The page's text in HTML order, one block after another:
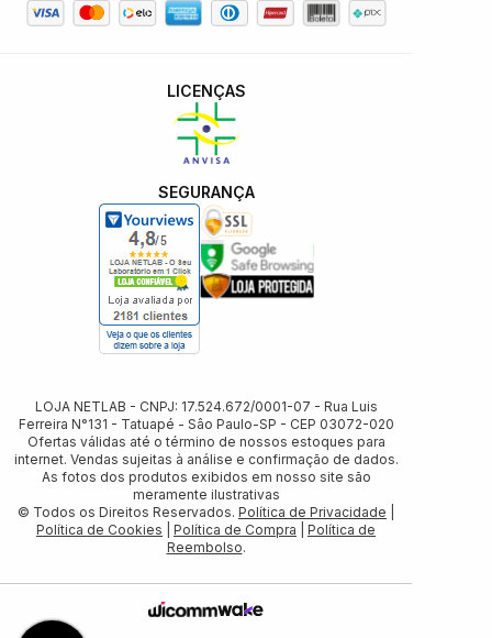
SEGURANÇA
LICENÇAS
LOJA NETLAB - CNPJ: 17.524.672/0001-07 - Rua Luis
Ferreira N°131 - Tatuapé - Sâo Paulo-SP - CEP 03072-020
Ofertas válidas até o término de nossos estoques para
internet. Vendas sujeitas à análise e confirmação de dados.
As fotos dos produtos exibidos em nosso site são
meramente ilustrativas
© Todos os Direitos Reservados. Política de Privacidade
Política de Cookies
Política de Compra
Política de
Reembolso.